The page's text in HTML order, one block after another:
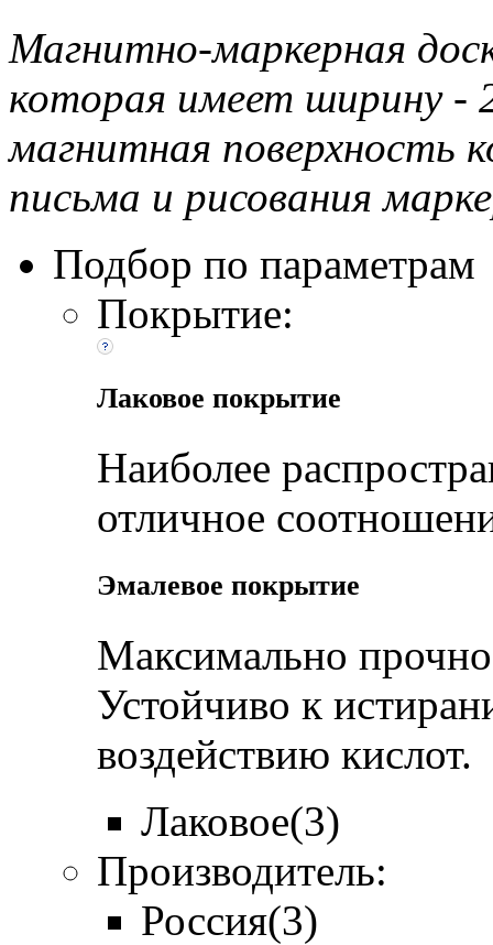
Магнитно-маркерная
которая имеет ширину -
магнитная поверхность
письма и рисования
Подбор по параметрам
Покрытие:
Лаковое покрытие
Наиболее
отличное
Эмалевое покрытие
Максимально
Устойчиво к
воздействию кислот.
Лаковое(3)
Производитель:
Россия(3)